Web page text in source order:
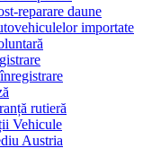
reparare daune
importate
rutieră
Vehicule
Austria